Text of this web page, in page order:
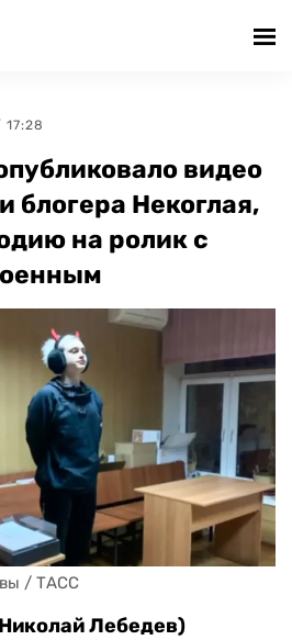
17:28
видео
блогера Некоглая,
на ролик с
/ ТАСС
Лебедев)